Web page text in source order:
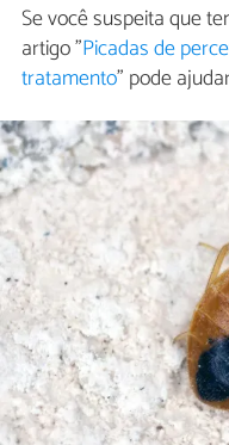
Se você suspeita que
artigo "Picadas de
tratamento" pode